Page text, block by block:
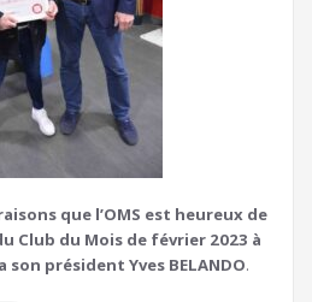
que l’OMS est heureux de
Club du Mois de février 2023 à
son président Yves BELANDO.